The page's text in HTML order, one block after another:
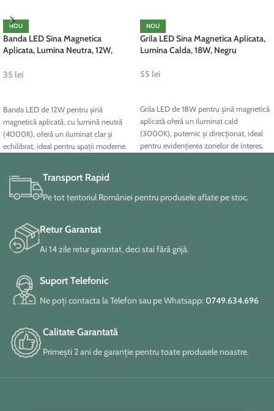
NOU
Banda LED Sina Magnetica
Aplicata, Lumina Neutra, 12W,
35 lei
Banda LED de 12W pentru șină
magnetică aplicată, cu lumină neutră
(4000K), oferă un iluminat clar și
echilibrat, ideal pentru spații moderne.
tavane, adăugând un plus de eleganță și
funcționalitate în livinguri, birouri sau
NOU
Grila LED Sina Magnetica Aplicata,
Lumina Calda, 18W, Negru
55 lei
Grila LED de 18W pentru șină magnetică
aplicată oferă un iluminat cald
(3000K), puternic și direcționat, ideal
pentru evidențierea zonelor de interes.
livinguri, birouri sau zone comerciale.
Transport Rapid
Pe tot teritoriul României pentru produsele aflate pe stoc.
Retur Garantat
Ai 14 zile retur garantat, deci stai fără grijă.
Suport Telefonic
Ne poți contacta la Telefon sau pe Whatsapp:0749.634.696
Calitate Garantată
Primești 2 ani de garanție pentru toate produsele noastre.